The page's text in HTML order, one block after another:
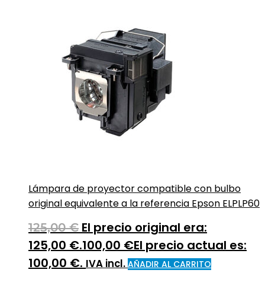
Lámpara de proyector compatible con bulbo
original equivalente a la referencia Epson ELPLP60
125,00€ El precio original era:
125,00 €.100,00 €El precio actual es:
100,00 €. IVA incl. AÑADIR AL CARRITO